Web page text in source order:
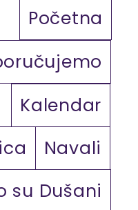
Početna
Kalendar
Navali
su Dušani